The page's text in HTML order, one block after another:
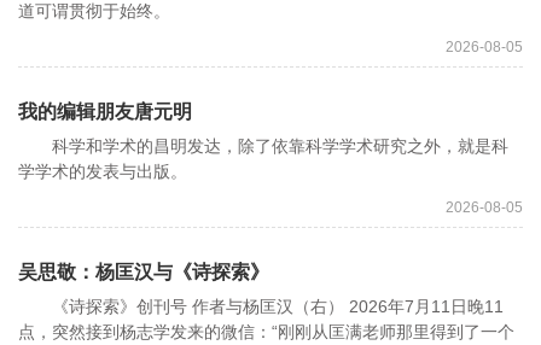
道可谓贯彻于始终。
2026-08-05
我的编辑朋友唐元明
科学和学术的昌明发达，除了依靠科学学术研究之外，就是科
学学术的发表与出版。
2026-08-05
吴思敬：杨匡汉与《诗探索》
《诗探索》创刊号 作者与杨匡汉（右） 2026年7月11日晚11
点，突然接到杨志学发来的微信：“刚刚从匡满老师那里得到了一个